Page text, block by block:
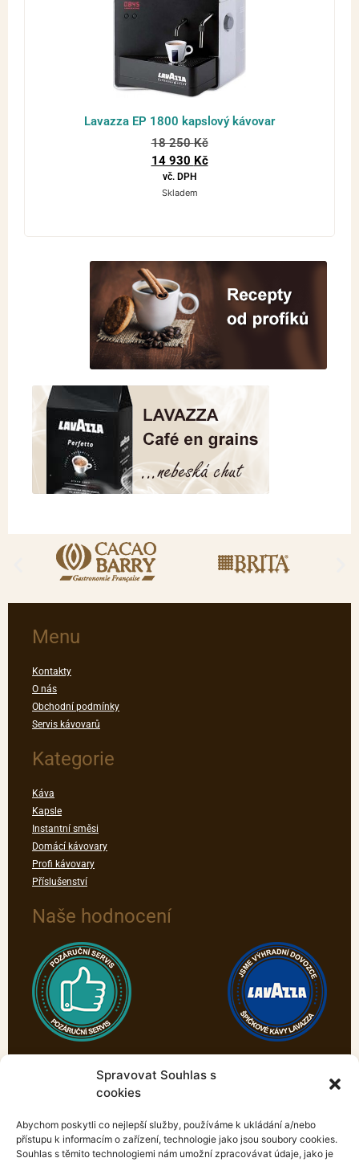
Spravovat Souhlas s
cookies
Abychom poskytli co nejlepší služby, používáme k ukládání a/nebo
přístupu k informacím o zařízení, technologie jako jsou soubory cookies.
Souhlas s těmito technologiemi nám umožní zpracovávat údaje, jako je
Lavazza EP 1800 kapslový kávovar
18 250Kč
14 930 Kč
vč. DPH
Skladem
Menu
Kontakty
O nás
Obchodní podmínky
Servis kávovarů
Kategorie
Káva
Kapsle
Instantní směsi
Domácí kávovary
Profi kávovary
Příslušenství
Naše hodnocení